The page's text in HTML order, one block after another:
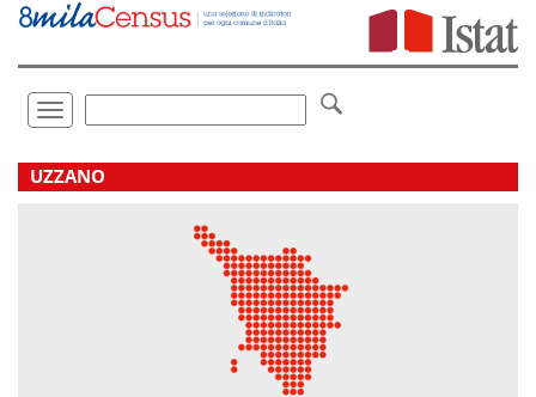
Vai
direttamente
Toggle
navigation
UZZANO